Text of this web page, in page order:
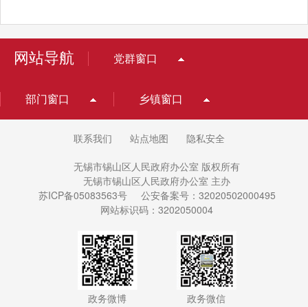
网站导航 党群窗口
部门窗口 乡镇窗口
联系我们 站点地图 隐私安全
无锡市锡山区人民政府办公室 版权所有
无锡市锡山区人民政府办公室 主办
苏ICP备05083563号
公安备案号：32020502000495
网站标识码：3202050004
政务微博 政务微信